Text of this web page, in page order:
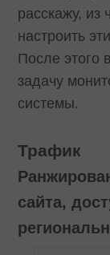
расскажу, из
настроить
После этого
задачу
системы.
Трафик
сайта,